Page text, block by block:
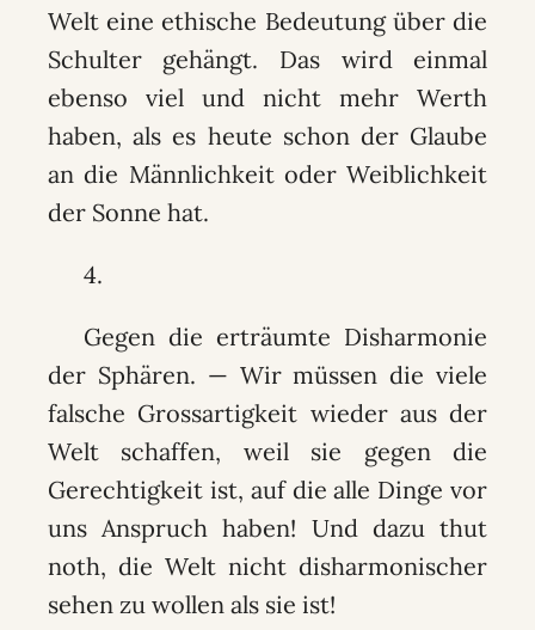
Welt eine ethische Bedeutung über die
Schulter gehängt. Das wird einmal
ebenso viel und nicht mehr Werth
haben, als es heute schon der Glaube
an die Männlichkeit oder Weiblichkeit
der Sonne hat.
4.
Gegen die erträumte Disharmonie
der Sphären. — Wir müssen die viele
falsche Grossartigkeit wieder aus der
Welt schaffen, weil sie gegen die
Gerechtigkeit ist, auf die alle Dinge vor
uns Anspruch haben! Und dazu thut
noth, die Welt nicht disharmonischer
sehen zu wollen als sie ist!